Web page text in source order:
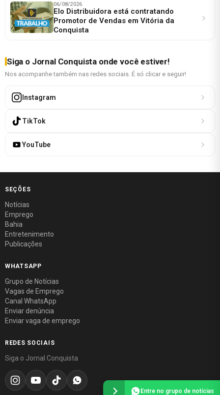
06/08/2026
Elo Distribuidora está contratando
Promotor de Vendas em Vitória da
Conquista
Siga o Jornal Conquista onde você estiver!
Nos acompanhe também nas redes sociais. É só clicar e seguir!
Instagram
TikTok
YouTube
SEÇÕES
Notícias
Emprego
Bahia
Entretenimento
Publicações
WHATSAPP
Grupo de Notícias
Vagas de Emprego
Canal WhatsApp
Enviar denúncia
Enviar vaga de emprego
REDES SOCIAIS
Siga o Jornal Conquista
Entre no grupo de notícias